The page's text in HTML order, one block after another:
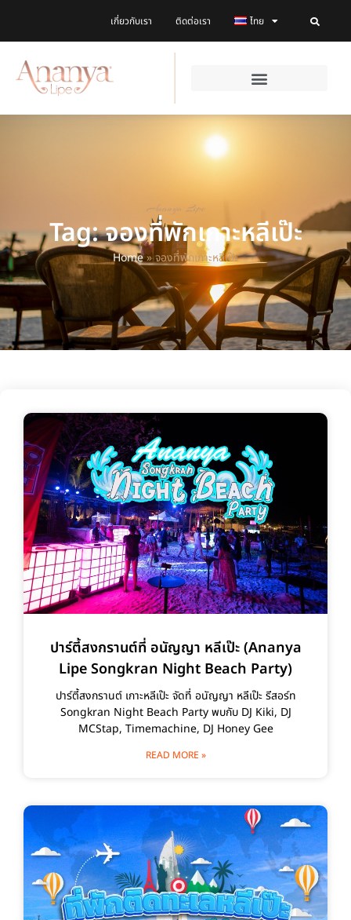
เกี่ยวกับเรา ติดต่อเรา ไทย
Ananya Lipe
Tag: จองที่พักเกาะหลีเป๊ะ
Home»จองที่พักเกาะหลีเป๊ะ
ปาร์ตี้สงกรานต์ที่ อนัญญา หลีเป๊ะ (Ananya
Lipe Songkran Night Beach Party)
ปาร์ตี้สงกรานต์ เกาะหลีเป๊ะ จัดที่ อนัญญา หลีเป๊ะ รีสอร์ท
Songkran Night Beach Party พบกับ DJ Kiki, DJ
MCStap, Timemachine, DJ Honey Gee
READ MORE »